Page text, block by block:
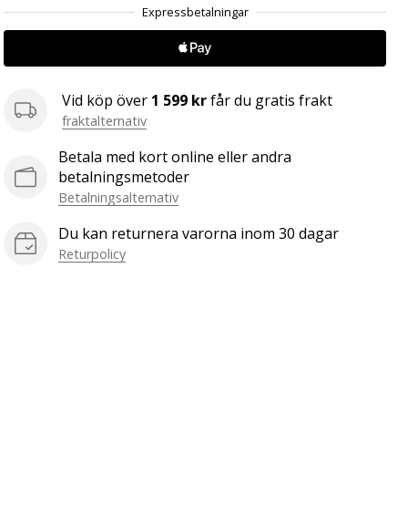
Vid köp över 1 599 krfår du gratis frakt
fraktalternativ
Betala med kort online eller andra
betalningsmetoder
Betalningsalternativ
Du kan returnera varorna inom 30 dagar
Returpolicy